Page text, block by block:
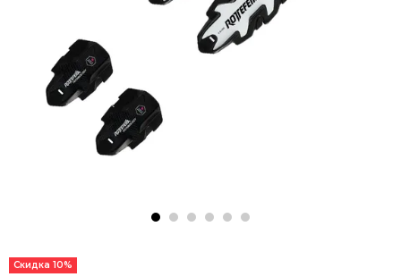
Скидка 10%